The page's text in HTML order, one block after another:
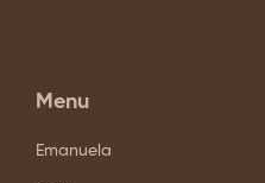
Menu
Emanuela